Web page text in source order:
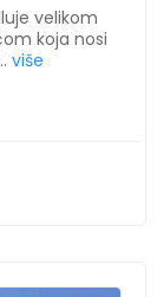
velikom
koja nosi
više